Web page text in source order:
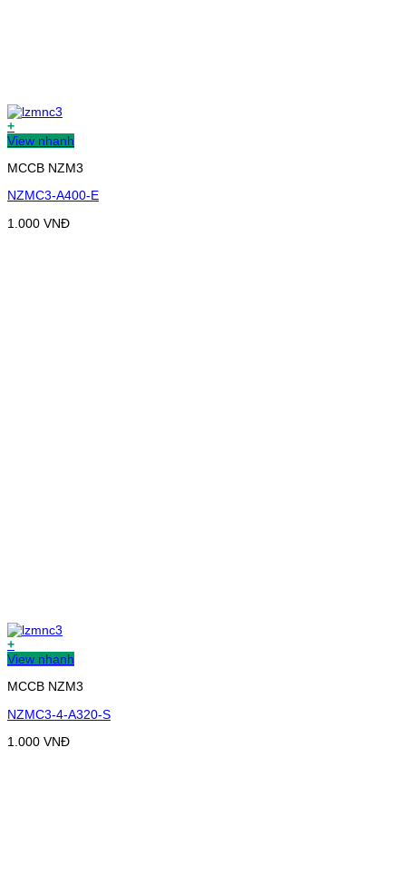
+
View nhanh
MCCB NZM3
NZMC3-A400-E
1.000 VNĐ
+
View nhanh
MCCB NZM3
NZMC3-4-A320-S
1.000 VNĐ